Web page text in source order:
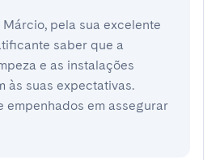
pela sua excelente
saber que a
e as instalações
às suas expectativas.
empenhados em assegurar